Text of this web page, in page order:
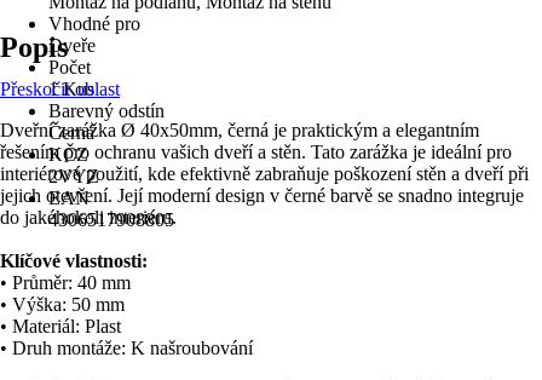
Vhodné pro
Dveře
Počet
1 Kus
Barevný odstín
Černá
KČZ
2VYZ
EAN
4306517908805
Popis
Přeskočit oblast
Dveřní zarážka Ø 40x50mm, černá je praktickým a elegantním
řešením pro ochranu vašich dveří a stěn. Tato zarážka je ideální pro
interiérové použití, kde efektivně zabraňuje poškození stěn a dveří při
jejich otevření. Její moderní design v černé barvě se snadno integruje
do jakéhokoli interiéru.
Klíčové vlastnosti:
• Průměr: 40 mm
• Výška: 50 mm
• Materiál: Plast
• Druh montáže: K našroubování